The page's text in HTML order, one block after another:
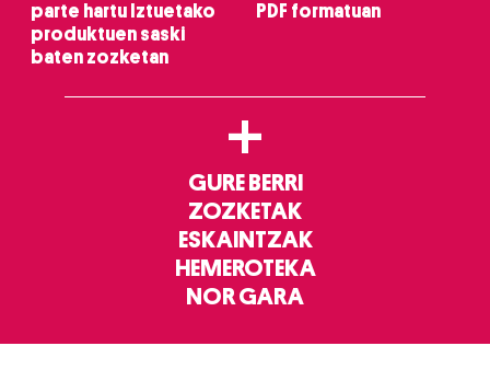
parte hartu Iztuetako
produktuen saski
baten zozketan
PDF formatuan
+
GURE BERRI
ZOZKETAK
ESKAINTZAK
HEMEROTEKA
NOR GARA